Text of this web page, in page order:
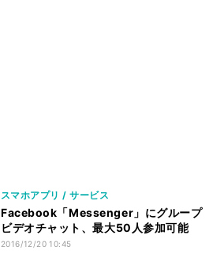
スマホアプリ / サービス
Facebook「Messenger」にグループ
ビデオチャット、最大50人参加可能
2016/12/20 10:45